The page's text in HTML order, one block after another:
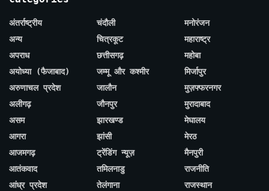
अंतर्राष्ट्रीय
अन्य
अपराध
अयोध्या (फैजाबाद)
अरुणाचल प्रदेश
अलीगढ़
असम
आगरा
आजमगढ़
आतंकवाद
आंध्र प्रदेश
चंदौली
चित्रकूट
छत्तीसगढ़
जम्मू और कश्मीर
जालौन
जौनपुर
झारखण्ड
झांसी
ट्रेंडिंग न्यूज़
तमिलनाडु
तेलंगाना
मनोरंजन
महाराष्ट्र
महोबा
मिर्जापुर
मुज़फ्फरनगर
मुरादाबाद
मेघालय
मेरठ
मैनपुरी
राजनीति
राजस्थान